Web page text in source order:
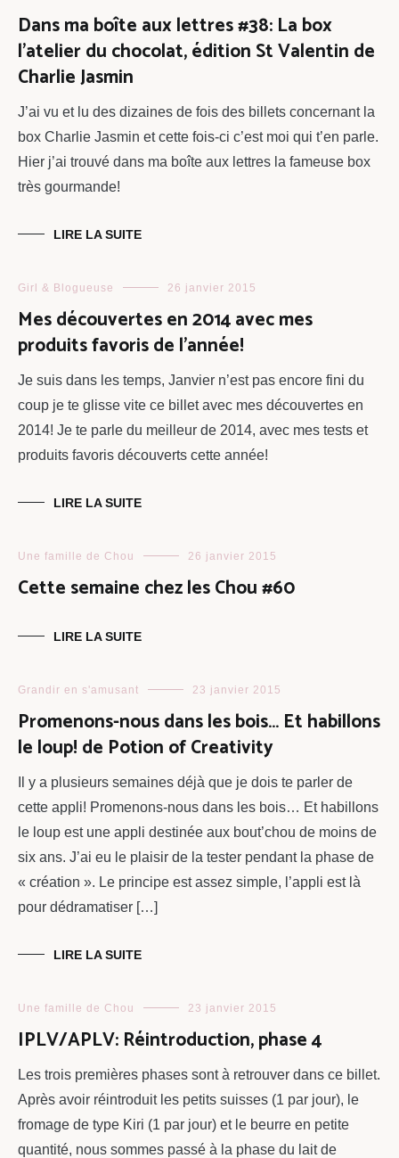
Dans ma boîte aux lettres #38: La box
l’atelier du chocolat, édition St Valentin de
Charlie Jasmin
J’ai vu et lu des dizaines de fois des billets concernant la
box Charlie Jasmin et cette fois-ci c’est moi qui t’en parle.
Hier j’ai trouvé dans ma boîte aux lettres la fameuse box
très gourmande!
LIRE LA SUITE
Girl & Blogueuse 26 janvier 2015
Mes découvertes en 2014 avec mes
produits favoris de l’année!
Je suis dans les temps, Janvier n’est pas encore fini du
coup je te glisse vite ce billet avec mes découvertes en
2014! Je te parle du meilleur de 2014, avec mes tests et
produits favoris découverts cette année!
LIRE LA SUITE
Une famille de Chou 26 janvier 2015
Cette semaine chez les Chou #60
LIRE LA SUITE
Grandir en s'amusant 23 janvier 2015
Promenons-nous dans les bois… Et habillons
le loup! de Potion of Creativity
Il y a plusieurs semaines déjà que je dois te parler de
cette appli! Promenons-nous dans les bois… Et habillons
le loup est une appli destinée aux bout’chou de moins de
six ans. J’ai eu le plaisir de la tester pendant la phase de
« création ». Le principe est assez simple, l’appli est là
pour dédramatiser […]
LIRE LA SUITE
Une famille de Chou 23 janvier 2015
IPLV/APLV: Réintroduction, phase 4
Les trois premières phases sont à retrouver dans ce billet.
Après avoir réintroduit les petits suisses (1 par jour), le
fromage de type Kiri (1 par jour) et le beurre en petite
quantité, nous sommes passé à la phase du lait de